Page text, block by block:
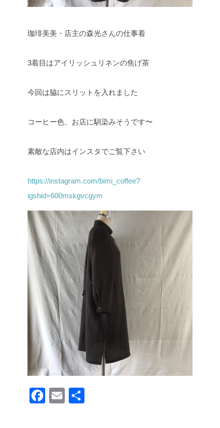
珈琲美美・店主の森光さんの仕事着
3着目はアイリッシュリネンの焦げ茶
今回は脇にスリットを入れました
コーヒー色、お店に馴染みそうです〜
素敵な店内はインスタでご覧下さい
https://instagram.com/bimi_coffee?
igshid=600mskgvcgym
F
E